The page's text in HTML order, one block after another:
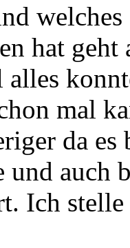
hat geht
alles
mal
da es
und auch
Ich